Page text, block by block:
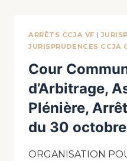
ARRÊTS CCJA VF |
JURISPRUDENCES CCJA
Cour
d’Arbitrage,
Plénière,
du 30
ORGANISATION